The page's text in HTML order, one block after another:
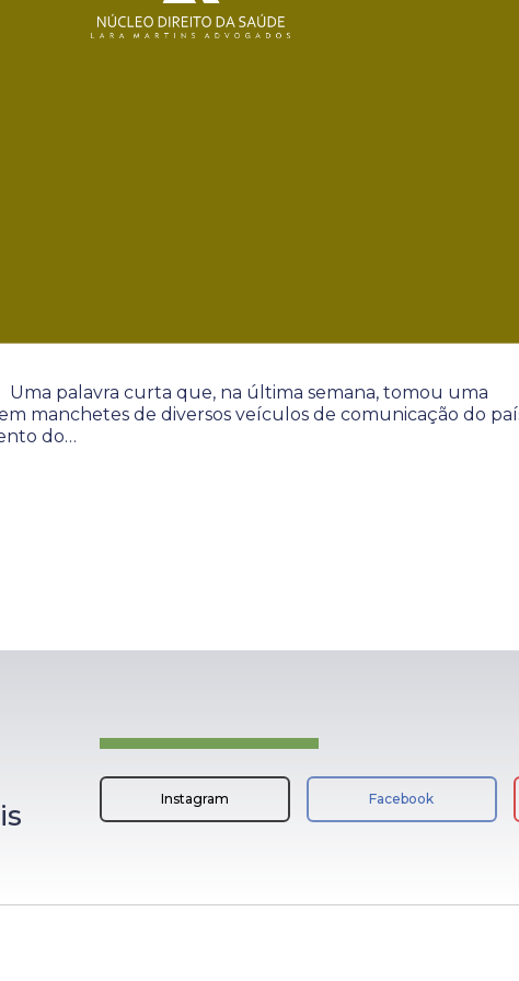
Uma palavra curta que, na última semana, tomou uma
manchetes de diversos veículos de comunicação do
do…
Instagram Facebook